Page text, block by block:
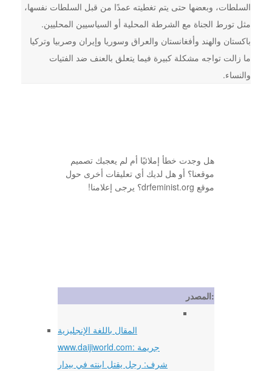
السلطات، وبعضها حتى يتم تغطيته عمدًا من قبل السلطات نفسها،
مثل تورط الجناة مع الشرطة المحلية أو السياسيين المحليين.
باكستان والهند وأفغانستان والعراق وسوريا وإيران وصربيا وتركيا
ما زالت تواجه مشكلة كبيرة فيما يتعلق بالعنف ضد الفتيات
والنساء.
هل وجدت خطأ إملائيًا أم لم يعجبك تصميم
موقعنا؟ أو هل لديك أي تعليقات أخرى حول
موقع drfeminist.org؟ يرجى إعلامنا!
المصدر:
المقال باللغة الإنجليزية
www.daijiworld.com: جريمة
شرف: رجل يقتل ابنته في بيدار